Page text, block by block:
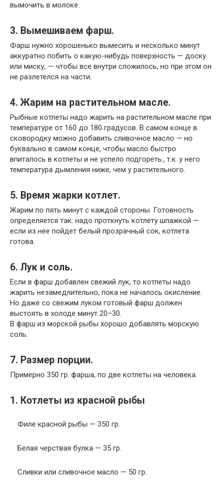
вымочить в молоке.
3. Вымешиваем фарш.
Фарш нужно хорошенько вымесить и несколько минут
аккуратно побить о какую-нибудь поверхность — доску
или миску, — чтобы все внутри сложилось, но при этом он
не разлетелся на части.
4. Жарим на растительном масле.
Рыбные котлеты надо жарить на растительном масле при
температуре от 160 до 180 градусов. В самом конце в
сковородку можно добавить сливочное масло — но
буквально в самом конце, чтобы масло быстро
впиталось в котлеты и не успело подгореть:, т.к. у него
температура дымления ниже, чем у растительного.
5. Время жарки котлет.
Жарим по пять минут с каждой стороны. Готовность
определяется так: надо проткнуть котлету шпажкой —
если из нее пойдет белый прозрачный сок, котлета
готова.
6. Лук и соль.
Если в фарш добавлен свежий лук, то котлеты надо
жарить незамедлительно, пока не началось окисление.
Но даже со свежим луком готовый фарш должен
выстоять в холоде минут 20–30.
В фарш из морской рыбы хорошо добавлять морскую
соль.
7. Размер порции.
Примерно 350 гр. фарша, по две котлеты на человека.
1. Котлеты из красной рыбы
Филе красной рыбы — 350 гр.
Белая черствая булка — 35 гр.
Сливки или сливочное масло — 50 гр.